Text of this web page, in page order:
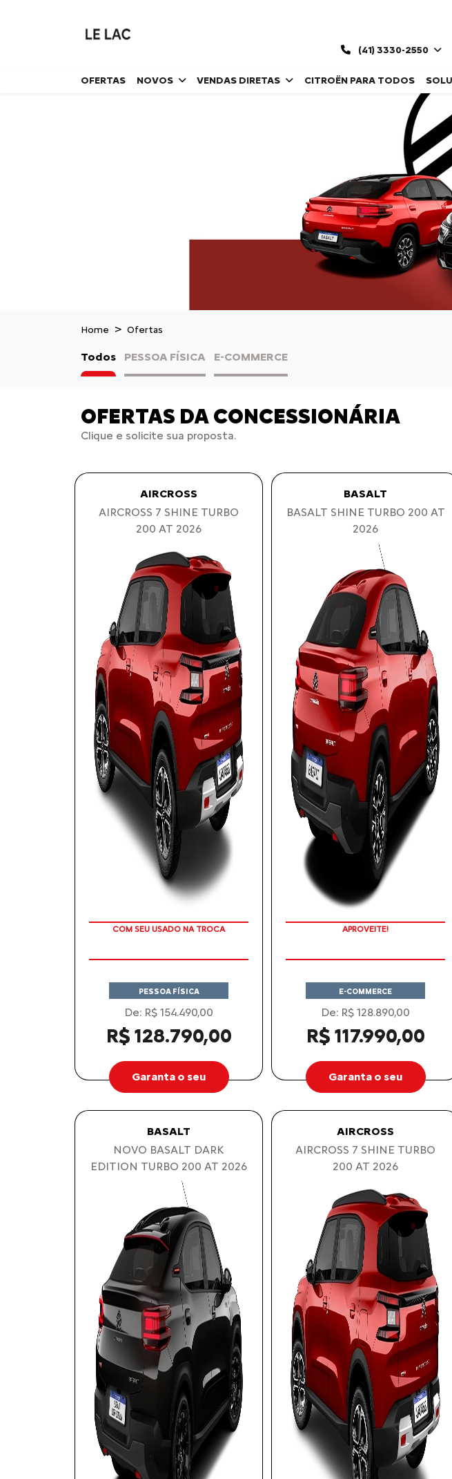
(41) 3330-2550
OFERTAS NOVOS VENDAS DIRETAS CITROËN PARA TODOS
Home Ofertas
Todos PESSOA FÍSICA E-COMMERCE
OFERTAS DA CONCESSIONÁRIA
Clique e solicite sua proposta.
AIRCROSS
AIRCROSS 7 SHINE TURBO
200 AT 2026
TAXA ZERO
PESSOA FÍSICA
De: R$ 154.490,00
R$ 128.790,00
Garanta o seu
BASALT
BASALT SHINE TURBO 200 AT
2026
PREÇOS REDUZIDOS
E-COMMERCE
De: R$ 128.890,00
R$ 117.990,00
Garanta o seu
BASALT
NOVO BASALT DARK
EDITION TURBO 200 AT 2026
AIRCROSS
AIRCROSS 7 SHINE TURBO
200 AT 2026